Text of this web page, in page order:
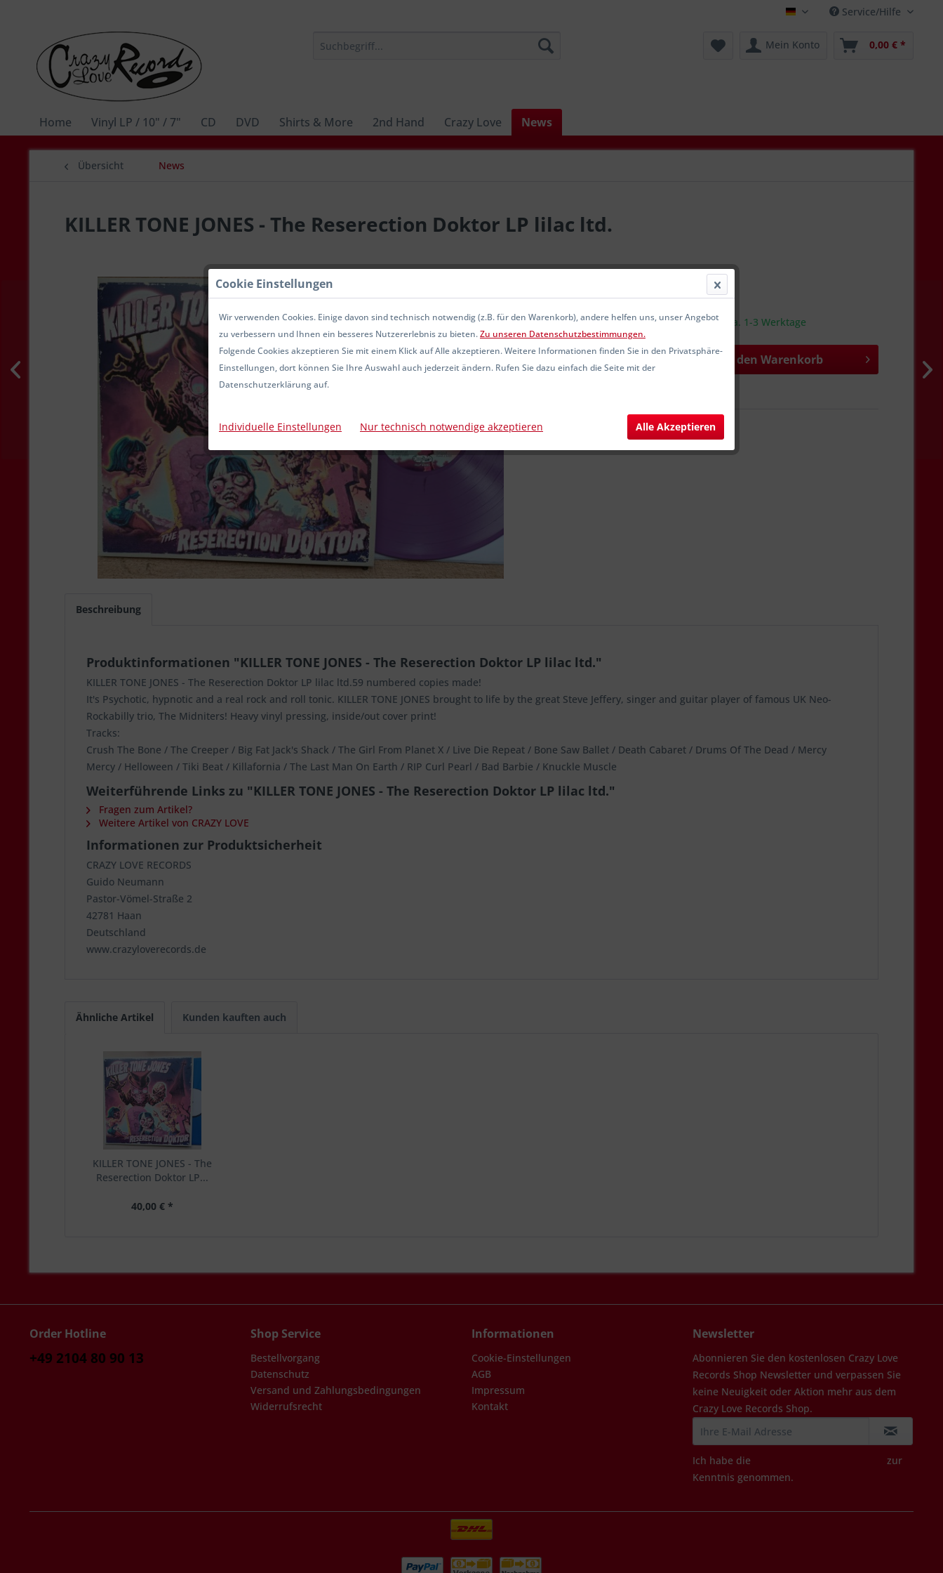
Deutsch Service/Hilfe
Mein Konto 0,00 € *
Home Vinyl LP / 10" / 7" CD DVD Shirts & More 2nd Hand Crazy Love News
Übersicht News
KILLER TONE JONES - The Reserection Doktor LP lilac ltd.
Sofort versandfertig, Lieferzeit ca. 1-3 Werktage
In den Warenkorb
SW13480
Beschreibung
Produktinformationen "KILLER TONE JONES - The Reserection Doktor LP lilac ltd."
KILLER TONE JONES - The Reserection Doktor LP lilac ltd.59 numbered copies made!
It's Psychotic, hypnotic and a real rock and roll tonic. KILLER TONE JONES brought to life by the great Steve Jeffery, singer and guitar player of famous UK Neo-
Rockabilly trio, The Midniters! Heavy vinyl pressing, inside/out cover print!
Tracks:
Crush The Bone / The Creeper / Big Fat Jack's Shack / The Girl From Planet X / Live Die Repeat / Bone Saw Ballet / Death Cabaret / Drums Of The Dead / Mercy
Mercy / Helloween / Tiki Beat / Killafornia / The Last Man On Earth / RIP Curl Pearl / Bad Barbie / Knuckle Muscle
Weiterführende Links zu "KILLER TONE JONES - The Reserection Doktor LP lilac ltd."
Fragen zum Artikel?
Weitere Artikel von CRAZY LOVE
Informationen zur Produktsicherheit
CRAZY LOVE RECORDS
Guido Neumann
Pastor-Vömel-Straße 2
42781 Haan
Deutschland
www.crazyloverecords.de
Ähnliche Artikel Kunden kauften auch
KILLER TONE JONES - The
Reserection Doktor LP...
40,00 € *
Order Hotline
+49 2104 80 90 13
Shop Service
Bestellvorgang
Datenschutz
Versand und Zahlungsbedingungen
Widerrufsrecht
Informationen
Cookie-Einstellungen
AGB
Impressum
Kontakt
Newsletter
Abonnieren Sie den kostenlosen Crazy Love
Records Shop Newsletter und verpassen Sie
keine Neuigkeit oder Aktion mehr aus dem
Crazy Love Records Shop.
Ich habe die
zur
Kenntnis genommen.
Cookie Einstellungen
Wir verwenden Cookies. Einige davon sind technisch notwendig (z.B. für den Warenkorb), andere helfen uns, unser Angebot
zu verbessern und Ihnen ein besseres Nutzererlebnis zu bieten.Zu unseren Datenschutzbestimmungen.
Folgende Cookies akzeptieren Sie mit einem Klick auf Alle akzeptieren. Weitere Informationen finden Sie in den Privatsphäre-
Einstellungen, dort können Sie Ihre Auswahl auch jederzeit ändern. Rufen Sie dazu einfach die Seite mit der
Datenschutzerklärung auf.
Individuelle Einstellungen Nur technisch notwendige akzeptieren Alle Akzeptieren